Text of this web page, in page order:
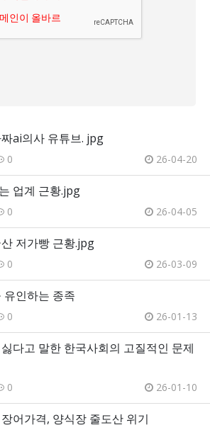
ai의사 유튜브. jpg
0 26-04-20
업계 근황.jpg
0 26-04-05
저가빵 근황.jpg
0 26-03-09
유인하는 종족
0 26-01-13
다고 말한 한국사회의 고질적인 문제
0 26-01-10
어가격, 양식장 줄도산 위기